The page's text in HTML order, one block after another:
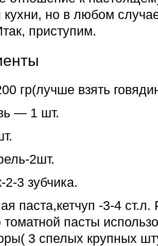
кухни, но в любом
приступим.
гр(лучше взять
— 1 шт.
2шт.
2-3 зубчика.
паста,кетчуп -3-4
томатной пасты
3 спелых крупных